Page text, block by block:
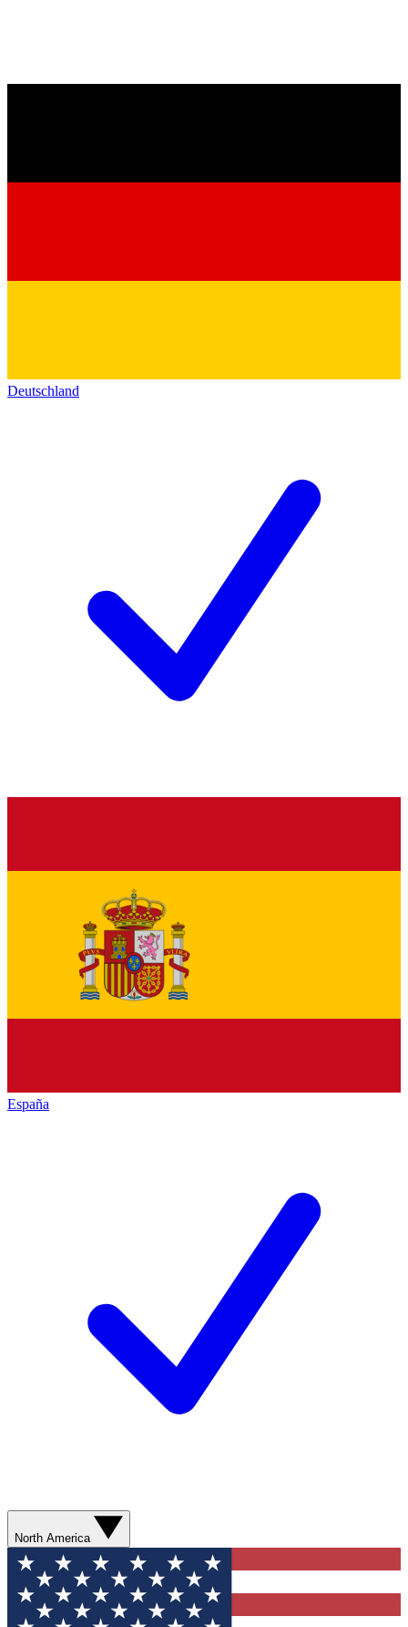
Deutschland
España
North America